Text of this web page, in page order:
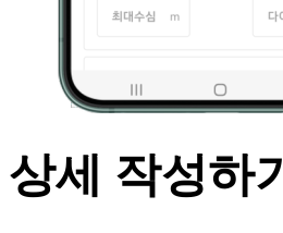
상세 작성하기